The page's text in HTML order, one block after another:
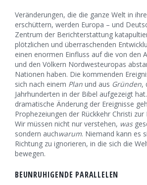
Veränderungen, die die ganze Welt in
erschüttern, werden Europa – und
Zentrum der Berichterstattung
plötzlichen und überraschenden
einen enormen Einfluss auf die von den
und den Völkern Nordwesteuropas
Nationen haben. Die kommenden
sich nach einem Plan und aus Gründen,
Jahrhunderten in der Bibel aufgezeigt
dramatische Änderung der Ereignisse
Prophezeiungen der Rückkehr Christi zur
Wir müssen nicht nur verstehen, was
sondern auchwarum. Niemand kann es
Richtung zu ignorieren, in die sich die
bewegen.
BEUNRUHIGENDE PARALLELEN